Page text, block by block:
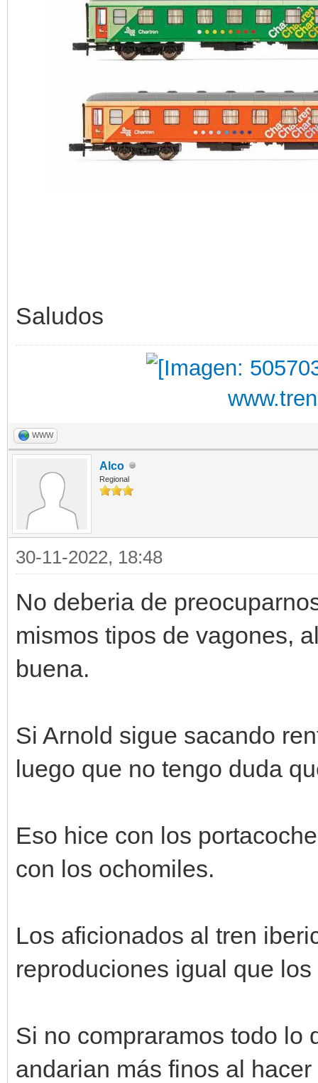
Saludos
WWW
Alco
Regional
30-11-2022, 18:48
No deberia de
mismos tipos de vagones,
buena.
Si Arnold sigue sacando
luego que no tengo duda
Eso hice con los
con los ochomiles.
Los aficionados al tren
reproduciones igual que
Si no compraramos todo lo
andarian más finos al